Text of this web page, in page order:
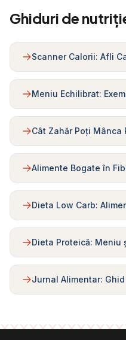
Ghiduri de
Scanner Calorii: Afli
Meniu Echilibrat:
Cât Zahăr Poți Mânca
Alimente Bogate în
Dieta Low Carb:
Dieta Proteică: Meniu
Jurnal Alimentar: